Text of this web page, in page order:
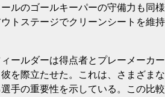
ルのゴールキーパーの守備力も同様
トステージでクリーンシートを維持
ールダーは得点者とプレーメーカー
を際立たせた。これは、さまざまな
手の重要性を示している。この比較